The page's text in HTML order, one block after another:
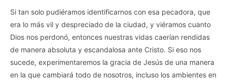
Si tan solo pudiéramos identificarnos con esa pecadora, que
era lo más vil y despreciado de la ciudad, y viéramos cuanto
Dios nos perdonó, entonces nuestras vidas caerían rendidas
de manera absoluta y escandalosa ante Cristo. Si eso nos
sucede, experimentaremos la gracia de Jesús de una manera
en la que cambiará todo de nosotros, incluso los ambientes en